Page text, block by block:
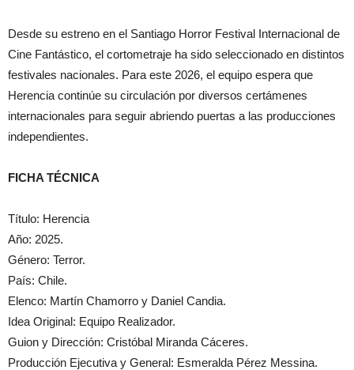
Desde su estreno en el Santiago Horror Festival Internacional de
Cine Fantástico, el cortometraje ha sido seleccionado en distintos
festivales nacionales. Para este 2026, el equipo espera que
Herencia continúe su circulación por diversos certámenes
internacionales para seguir abriendo puertas a las producciones
independientes.
FICHA TÉCNICA
Título: Herencia
Año: 2025.
Género: Terror.
País: Chile.
Elenco: Martín Chamorro y Daniel Candia.
Idea Original: Equipo Realizador.
Guion y Dirección: Cristóbal Miranda Cáceres.
Producción Ejecutiva y General: Esmeralda Pérez Messina.